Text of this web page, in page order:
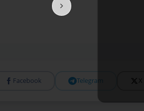
Facebook Telegram X